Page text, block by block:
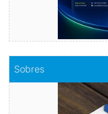
Sobres
Envuelve tu
Comprar